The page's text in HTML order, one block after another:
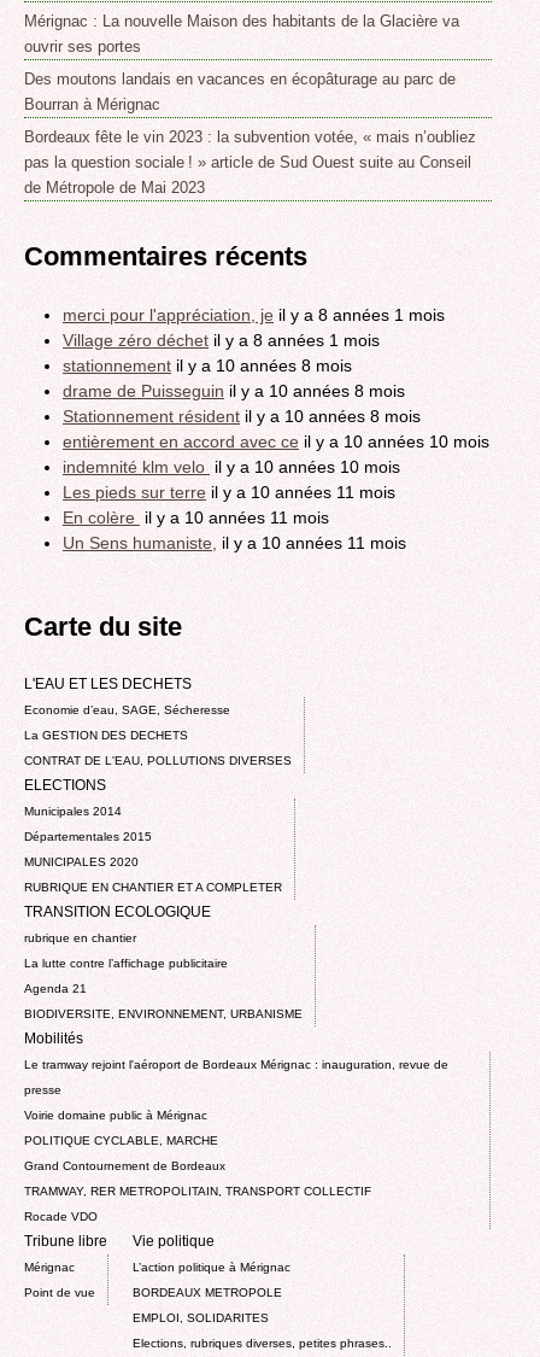
Mérignac : La nouvelle Maison des habitants de la Glacière va
ouvrir ses portes
Des moutons landais en vacances en écopâturage au parc de
Bourran à Mérignac
Bordeaux fête le vin 2023 : la subvention votée, « mais n’oubliez
pas la question sociale ! » article de Sud Ouest suite au Conseil
de Métropole de Mai 2023
Commentaires récents
merci pour l'appréciation, je il y a 8 années 1 mois
Village zéro déchet il y a 8 années 1 mois
stationnement il y a 10 années 8 mois
drame de Puisseguin il y a 10 années 8 mois
Stationnement résident il y a 10 années 8 mois
entièrement en accord avec ce il y a 10 années 10 mois
indemnité klm velo il y a 10 années 10 mois
Les pieds sur terre il y a 10 années 11 mois
En colère il y a 10 années 11 mois
Un Sens humaniste, il y a 10 années 11 mois
Carte du site
L'EAU ET LES DECHETS
Economie d’eau, SAGE, Sécheresse
La GESTION DES DECHETS
CONTRAT DE L'EAU, POLLUTIONS DIVERSES
ELECTIONS
Municipales 2014
Départementales 2015
MUNICIPALES 2020
RUBRIQUE EN CHANTIER ET A COMPLETER
TRANSITION ECOLOGIQUE
rubrique en chantier
La lutte contre l’affichage publicitaire
Agenda 21
BIODIVERSITE, ENVIRONNEMENT, URBANISME
Mobilités
Le tramway rejoint l'aéroport de Bordeaux Mérignac : inauguration, revue de
presse
Voirie domaine public à Mérignac
POLITIQUE CYCLABLE, MARCHE
Grand Contournement de Bordeaux
TRAMWAY, RER METROPOLITAIN, TRANSPORT COLLECTIF
Rocade VDO
Tribune libre
Mérignac
Point de vue
Vie politique
L’action politique à Mérignac
BORDEAUX METROPOLE
EMPLOI, SOLIDARITES
Elections, rubriques diverses, petites phrases..